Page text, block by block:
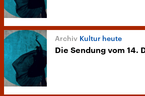
Kultur heute
Die Sendung vom 14.